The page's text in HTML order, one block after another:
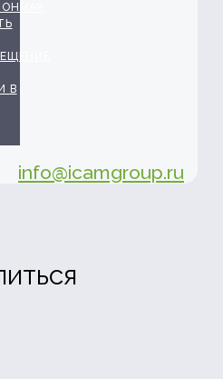
В
info@icamgroup.ru